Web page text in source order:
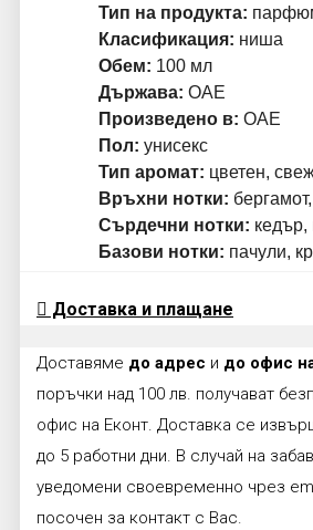
Тип на продукта:
Класификация: ниша
Обем: 100 мл
Държава: ОАЕ
Произведено в: ОАЕ
Пол: унисекс
Тип аромат: цветен,
Връхни нотки:
Сърдечни нотки: кедър,
Базови нотки: пачули,
Доставка и плащане
Доставяме до адрес и до офис
поръчки над 100 лв. получават
офис на Еконт. Доставка се
до 5 работни дни. В случай на
уведомени своевременно чрез
посочен за контакт с Вас.